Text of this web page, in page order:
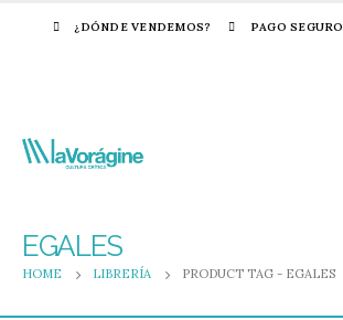
¿DÓNDE VENDEMOS? PAGO SEGURO
EGALES
HOME LIBRERÍA PRODUCT TAG - EGALES